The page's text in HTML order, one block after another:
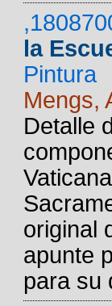
la
Pintura
Mengs,
Detalle
original
apunte
para su